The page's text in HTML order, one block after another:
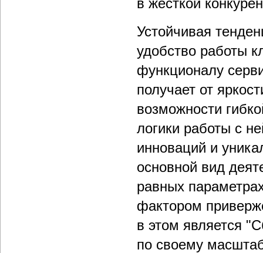
в жесткой
Устойчивая
удобство работы
функционалу
получает от
возможности
логики работы с
инноваций и
основной вид
равных
фактором
в этом является
по своему